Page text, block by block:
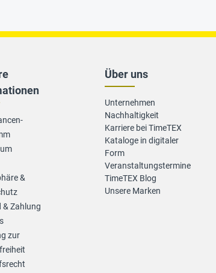
Über uns
Unternehmen
Nachhaltigkeit
Karriere bei TimeTEX
Kataloge in digitaler
Form
Veranstaltungstermine
TimeTEX Blog
Unsere Marken
&
& Zahlung
zur